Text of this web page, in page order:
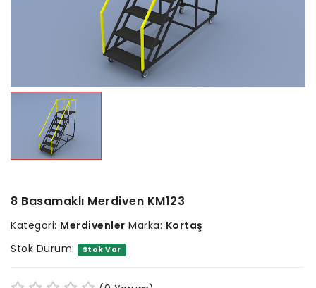
8 Basamaklı Merdiven KM123
Kategori: Merdivenler Marka: Kortaş
Stok Durum:
Stok Var